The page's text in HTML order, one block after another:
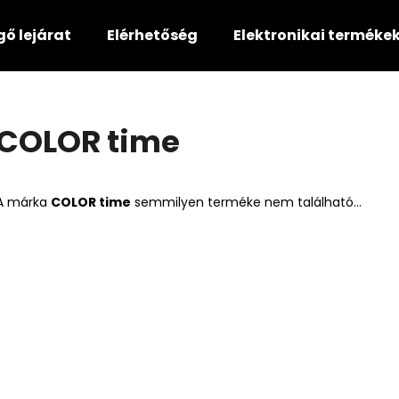
lejárat Elérhetőség Elektronikai
time
márka COLOR time semmilyen terméke nem található...